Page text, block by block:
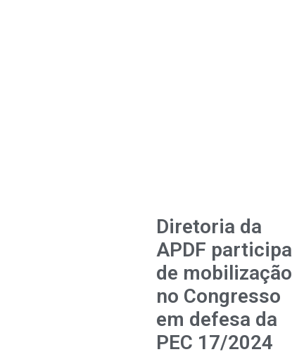
Diretoria da
APDF participa
de mobilização
no Congresso
em defesa da
PEC 17/2024